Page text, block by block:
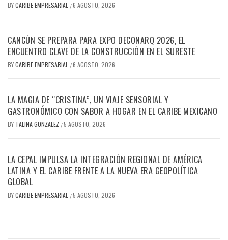
BYCARIBE EMPRESARIAL /6 AGOSTO, 2026
CANCÚN SE PREPARA PARA EXPO DECONARQ 2026, EL
ENCUENTRO CLAVE DE LA CONSTRUCCIÓN EN EL SURESTE
BYCARIBE EMPRESARIAL /6 AGOSTO, 2026
LA MAGIA DE “CRISTINA”, UN VIAJE SENSORIAL Y
GASTRONÓMICO CON SABOR A HOGAR EN EL CARIBE MEXICANO
BY TALINA GONZALEZ /5 AGOSTO, 2026
LA CEPAL IMPULSA LA INTEGRACIÓN REGIONAL DE AMÉRICA
LATINA Y EL CARIBE FRENTE A LA NUEVA ERA GEOPOLÍTICA
GLOBAL
BYCARIBE EMPRESARIAL /5 AGOSTO, 2026